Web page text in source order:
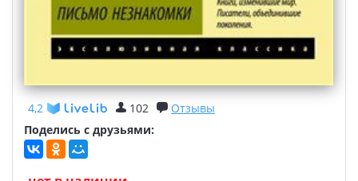
4,2 102
Отзывы
Поделись с друзьями: